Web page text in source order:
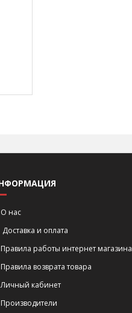
О нас
Доставка и оплата
Правила работы интернет магазина
Правила возврата товара
Личный кабинет
Производители